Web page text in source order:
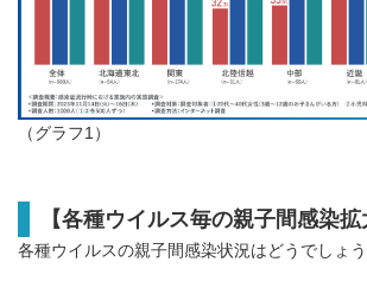
（グラフ1）
【各種ウイルス毎の親子間感染拡
各種ウイルスの親子間感染状況はどうでしょう